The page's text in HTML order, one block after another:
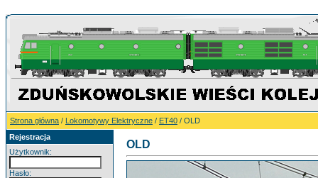
Strona główna / Lokomotywy Elektryczne / ET40 / OLD
Rejestracja
Użytkownik:
Hasło:
OLD